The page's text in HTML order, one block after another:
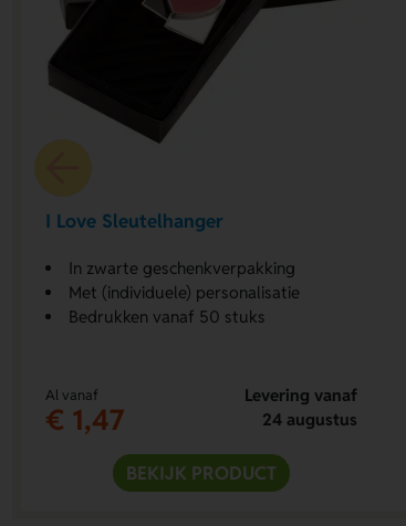
I Love Sleutelhanger
In zwarte geschenkverpakking
Met (individuele) personalisatie
Bedrukken vanaf 50 stuks
Al vanaf
€ 1,47
Levering vanaf
24 augustus
BEKIJK PRODUCT